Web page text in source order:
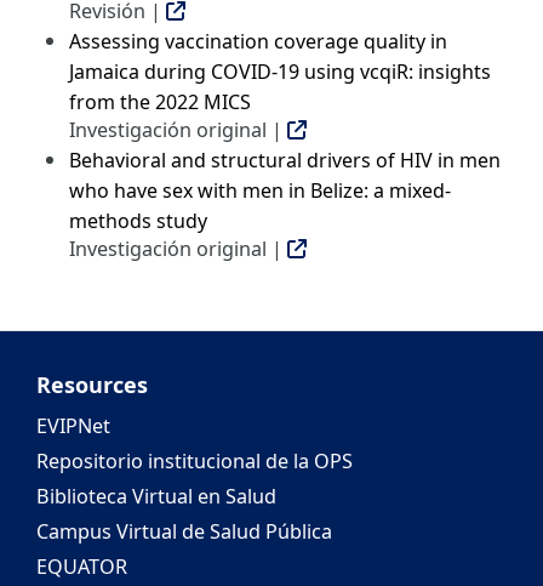
Revisión |
Assessing vaccination coverage quality in
Jamaica during COVID-19 using vcqiR: insights
from the 2022 MICS
Investigación original |
Behavioral and structural drivers of HIV in men
who have sex with men in Belize: a mixed-
methods study
Investigación original |
Resources
EVIPNet
Repositorio institucional de la OPS
Biblioteca Virtual en Salud
Campus Virtual de Salud Pública
EQUATOR